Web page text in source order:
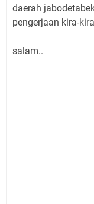
daerah
pengerjaan kira-
salam..